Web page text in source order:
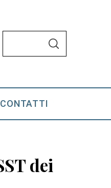
h
f
:
S
CONTATTI
dei